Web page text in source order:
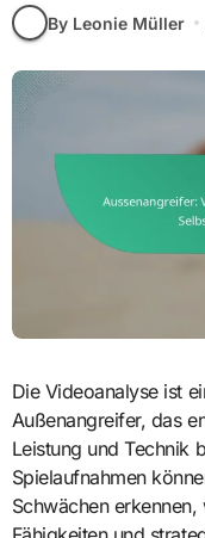
By Leonie Müller
Die Videoanalyse ist
Außenangreifer, das
Leistung und Technik
Spielaufnahmen
Schwächen